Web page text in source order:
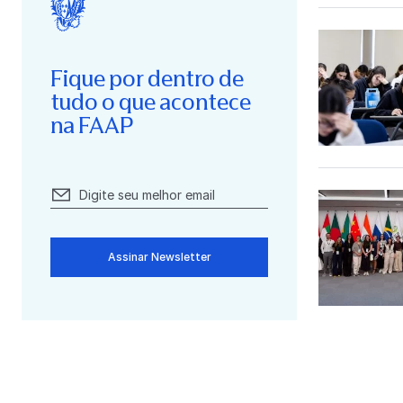
Fique por dentro de
tudo o que acontece
na FAAP
Assinar Newsletter